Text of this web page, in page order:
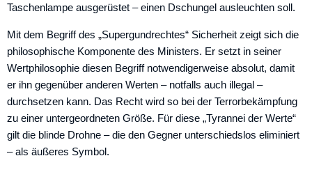
Taschenlampe ausgerüstet – einen Dschungel ausleuchten soll.
Mit dem Begriff des „Supergundrechtes“ Sicherheit zeigt sich die
philosophische Komponente des Ministers. Er setzt in seiner
Wertphilosophie diesen Begriff notwendigerweise absolut, damit
er ihn gegenüber anderen Werten – notfalls auch illegal –
durchsetzen kann. Das Recht wird so bei der Terrorbekämpfung
zu einer untergeordneten Größe. Für diese „Tyrannei der Werte“
gilt die blinde Drohne – die den Gegner unterschiedslos eliminiert
– als äußeres Symbol.